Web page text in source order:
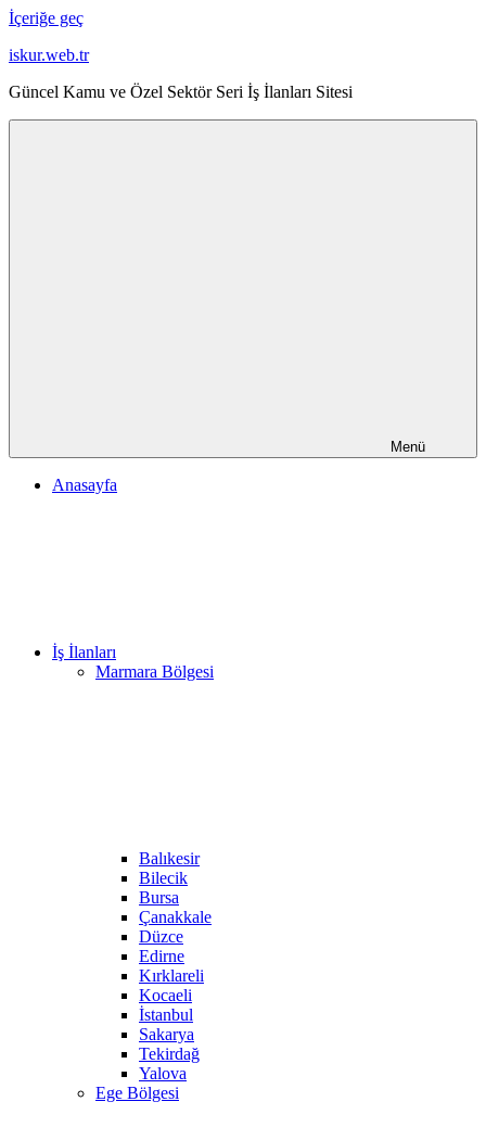
İçeriğe geç
iskur.web.tr
Güncel Kamu ve Özel Sektör Seri İş İlanları Sitesi
Menü
Anasayfa
İş İlanları
Marmara Bölgesi
Balıkesir
Bilecik
Bursa
Çanakkale
Düzce
Edirne
Kırklareli
Kocaeli
İstanbul
Sakarya
Tekirdağ
Yalova
Ege Bölgesi